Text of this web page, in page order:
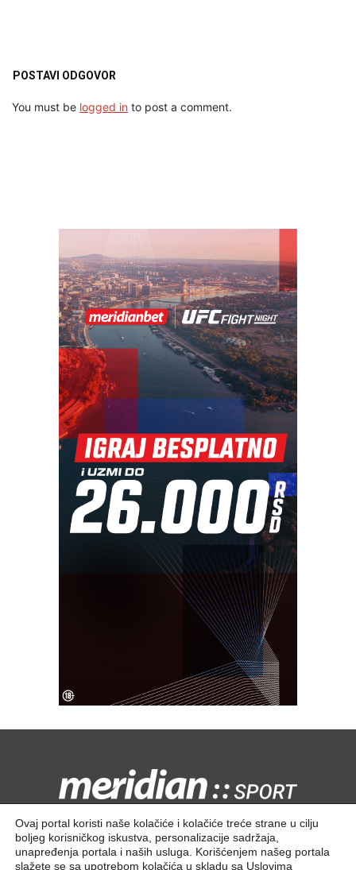
POSTAVI ODGOVOR
You must be logged in to post a comment.
Kontaktirajte nas:redakcija@meridiansport.rs
Ovaj portal koristi naše kolačiće i kolačiće treće strane u cilju
boljeg korisničkog iskustva, personalizacije sadržaja,
unapređenja portala i naših usluga. Korišćenjem našeg portala
slažete se sa upotrebom kolačića u skladu sa Uslovima